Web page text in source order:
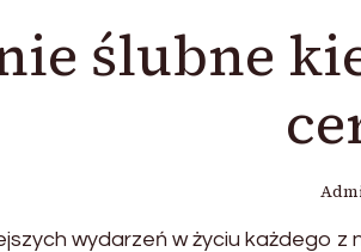
ślubne
wydarzeń w życiu każdego z